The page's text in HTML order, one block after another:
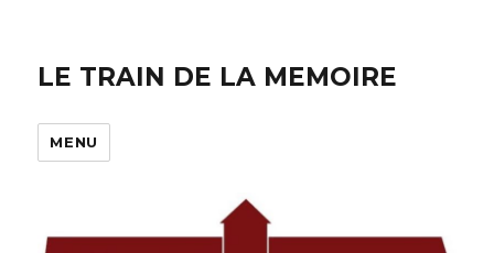
LE TRAIN DE LA MEMOIRE
MENU